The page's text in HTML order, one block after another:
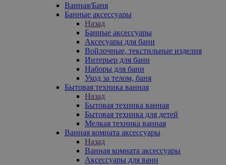
Ванная/Баня
Банные аксессуары
Назад
Банные аксессуары
Аксесуары для бани
Войлочные, текстильные изделия
Интерьер для бани
Наборы для бани
Уход за телом, баня
Бытовая техника ванная
Назад
Бытовая техника ванная
Бытовая техника для детей
Мелкая техника ванная
Ванная комната аксессуары
Назад
Ванная комната аксессуары
Аксессуары для ванн